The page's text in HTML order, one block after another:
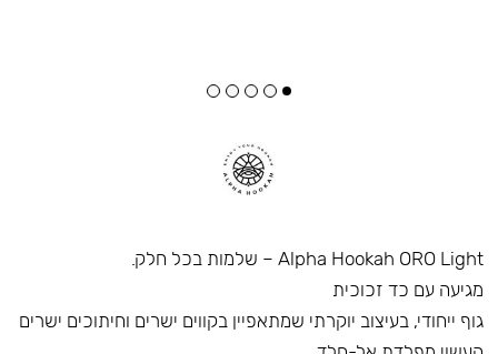
Alpha Hookah ORO Light – שלמות בכל חלק.
מגיעה עם כד זכוכית
גוף ייחודי, בעיצוב יוקרתי שמתאפיין בקווים ישרים וחיתוכים ישרים